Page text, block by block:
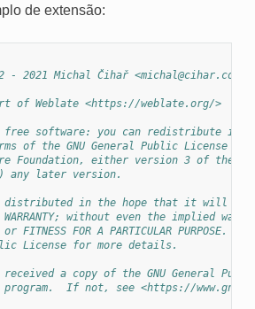
de extensão:
- 2021 Michal Čihař <michal@cihar.com>
of Weblate <https://weblate.org/>
free software: you can redistribute it
of the GNU General Public License as
Foundation, either version 3 of the
any later version.
distributed in the hope that it will be
WARRANTY; without even the implied
or FITNESS FOR A PARTICULAR PURPOSE.
License for more details.
received a copy of the GNU General
If not, see <https://